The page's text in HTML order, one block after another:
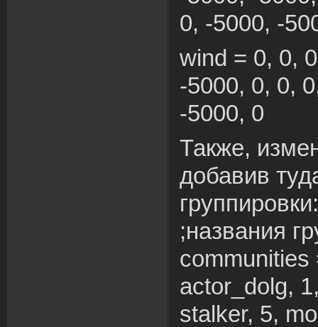
0, -5000, -
wind = 0, 0,
-5000, 0, 0,
-5000, 0
Также,
добавив
группировки:
;названия
communities
actor_dolg,
stalker, 5,